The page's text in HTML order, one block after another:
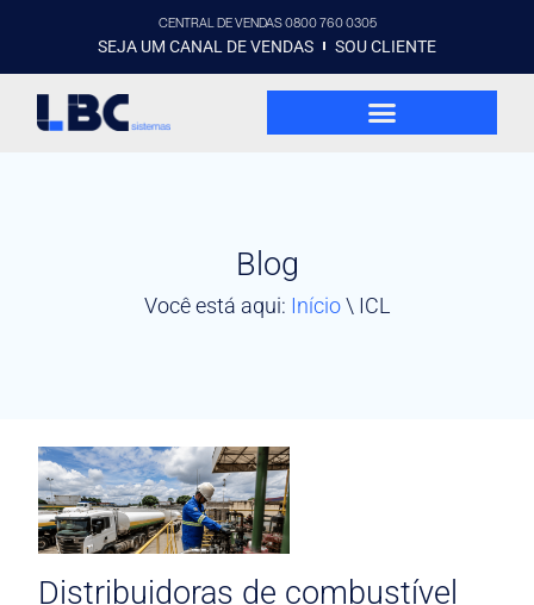
CENTRAL DE VENDAS 0800 760 0305
SEJA UM CANAL DE VENDAS SOU CLIENTE
Blog
Você está aqui: Início\ ICL
Distribuidoras de combustível